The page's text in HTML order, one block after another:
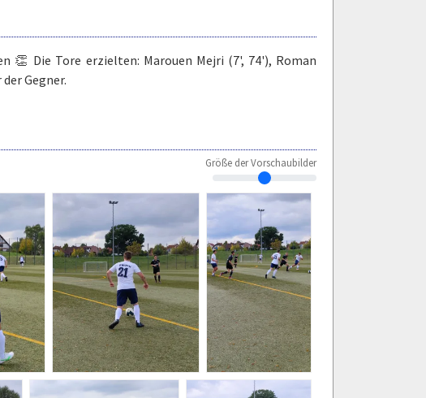
👏 Die Tore erzielten: Marouen Mejri (7', 74'), Roman
Gegner.
Größe der Vorschaubilder